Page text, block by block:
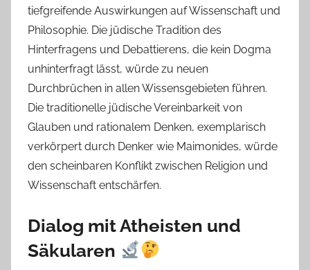
tiefgreifende Auswirkungen auf Wissenschaft und
Philosophie. Die jüdische Tradition des
Hinterfragens und Debattierens, die kein Dogma
unhinterfragt lässt, würde zu neuen
Durchbrüchen in allen Wissensgebieten führen.
Die traditionelle jüdische Vereinbarkeit von
Glauben und rationalem Denken, exemplarisch
verkörpert durch Denker wie Maimonides, würde
den scheinbaren Konflikt zwischen Religion und
Wissenschaft entschärfen.
Dialog mit Atheisten und
Säkularen